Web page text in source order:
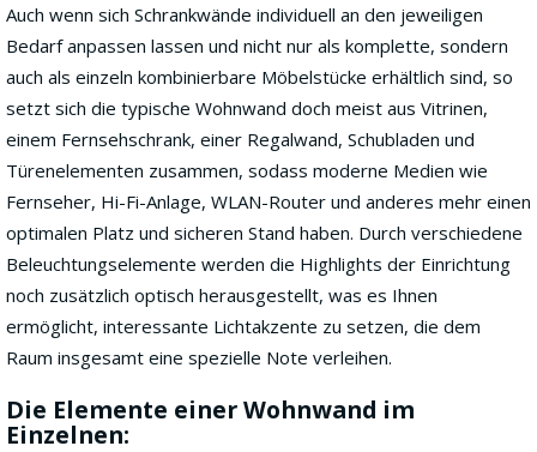
Auch wenn sich Schrankwände individuell an den jeweiligen
Bedarf anpassen lassen und nicht nur als komplette, sondern
auch als einzeln kombinierbare Möbelstücke erhältlich sind, so
setzt sich die typische Wohnwand doch meist aus Vitrinen,
einem Fernsehschrank, einer Regalwand, Schubladen und
Türenelementen zusammen, sodass moderne Medien wie
Fernseher, Hi-Fi-Anlage, WLAN-Router und anderes mehr einen
optimalen Platz und sicheren Stand haben. Durch verschiedene
Beleuchtungselemente werden die Highlights der Einrichtung
noch zusätzlich optisch herausgestellt, was es Ihnen
ermöglicht, interessante Lichtakzente zu setzen, die dem
Raum insgesamt eine spezielle Note verleihen.
Die Elemente einer Wohnwand im
Einzelnen: